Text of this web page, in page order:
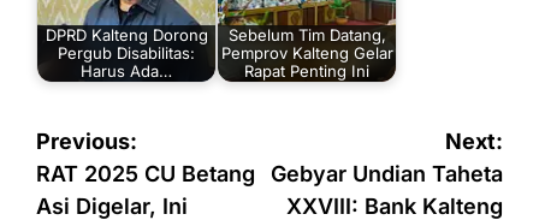
DPRD Kalteng Dorong
Pergub Disabilitas:
Harus Ada…
Sebelum Tim Datang,
Pemprov Kalteng Gelar
Rapat Penting Ini
Navigasi
pos
Previous:
RAT 2025 CU Betang
Asi Digelar, Ini
Next:
Gebyar Undian Taheta
XXVIII: Bank Kalteng